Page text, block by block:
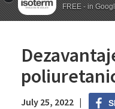
FREE - in
FREE - in
July 25, 2022 |